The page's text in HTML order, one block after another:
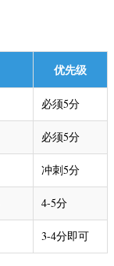
优先级
必须5分
必须5分
冲刺5分
4-5分
3-4分即可